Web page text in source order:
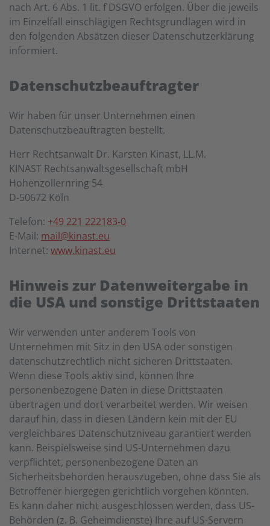
nach Art. 6 Abs. 1 lit. f DSGVO erfolgen. Über die jeweils
im Einzelfall einschlägigen Rechtsgrundlagen wird in
den folgenden Absätzen dieser Datenschutzerklärung
informiert.
Datenschutz­beauftragter
Wir haben für unser Unternehmen einen
Datenschutzbeauftragten bestellt.
Herr Rechtsanwalt Dr. Karsten Kinast, LL.M.
KINAST Rechtsanwaltsgesellschaft mbH
Hohenzollernring 54
D-50672 Köln
Telefon: +49 221 222183-0
E-Mail: mail@kinast.eu
Internet: www.kinast.eu
Hinweis zur Datenweitergabe in
die USA und sonstige Drittstaaten
Wir verwenden unter anderem Tools von
Unternehmen mit Sitz in den USA oder sonstigen
datenschutzrechtlich nicht sicheren Drittstaaten.
Wenn diese Tools aktiv sind, können Ihre
personenbezogene Daten in diese Drittstaaten
übertragen und dort verarbeitet werden. Wir weisen
darauf hin, dass in diesen Ländern kein mit der EU
vergleichbares Datenschutzniveau garantiert werden
kann. Beispielsweise sind US-Unternehmen dazu
verpflichtet, personenbezogene Daten an
Sicherheitsbehörden herauszugeben, ohne dass Sie als
Betroffener hiergegen gerichtlich vorgehen könnten.
Es kann daher nicht ausgeschlossen werden, dass US-
Behörden (z. B. Geheimdienste) Ihre auf US-Servern